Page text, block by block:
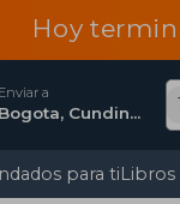
Hoy
Enviar a
Bogota, Cundinamarca
para tiLibros